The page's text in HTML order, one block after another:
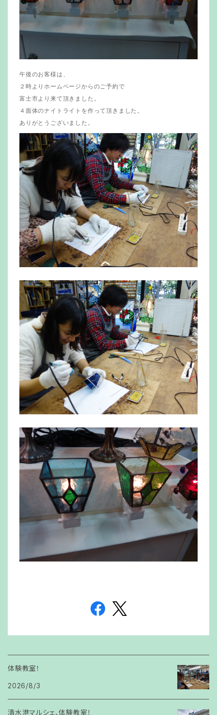
午後のお客様は、
２時よりホームページからのご予約で
富士市より来て頂きました。
４面体のナイトライトを作って頂きました。
ありがとうございました。
体験教室！
2026/8/3
清水港マルシェ、体験教室！